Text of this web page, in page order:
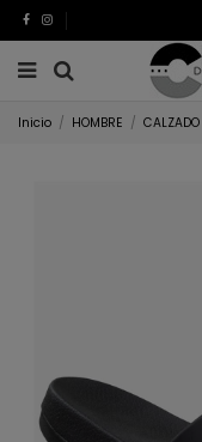
Inicio HOMBRE CALZADO